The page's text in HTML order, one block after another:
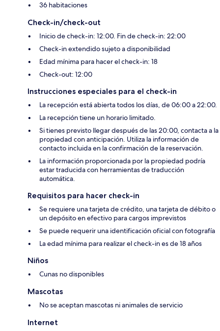
36 habitaciones
Check-in/check-out
Inicio de check-in: 12:00. Fin de check-in: 22:00
Check-in extendido sujeto a disponibilidad
Edad mínima para hacer el check-in: 18
Check-out: 12:00
Instrucciones especiales para el check-in
La recepción está abierta todos los días, de 06:00 a 22:00.
La recepción tiene un horario limitado.
Si tienes previsto llegar después de las 20:00, contacta a la
propiedad con anticipación. Utiliza la información de
contacto incluida en la confirmación de la reservación.
La información proporcionada por la propiedad podría
estar traducida con herramientas de traducción
automática.
Requisitos para hacer check-in
Se requiere una tarjeta de crédito, una tarjeta de débito o
un depósito en efectivo para cargos imprevistos
Se puede requerir una identificación oficial con fotografía
La edad mínima para realizar el check-in es de 18 años
Niños
Cunas no disponibles
Mascotas
No se aceptan mascotas ni animales de servicio
Internet